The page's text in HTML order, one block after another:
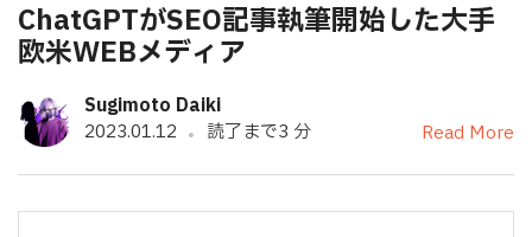
ChatGPTがSEO記事執筆開始した大手
欧米WEBメディア
Sugimoto Daiki
2023.01.12
読了まで3 分 Read More